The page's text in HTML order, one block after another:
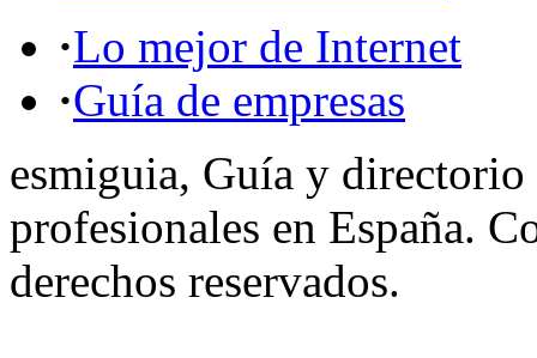
·Lo mejor de Internet
·Guía de empresas
esmiguia, Guía y directorio
profesionales en España.
derechos reservados.